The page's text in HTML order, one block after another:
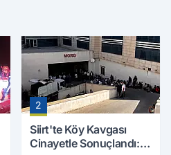
2
Siirt'te Köy Kavgası
Cinayetle Sonuçlandı: